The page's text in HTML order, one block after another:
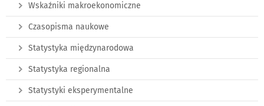
Wskaźniki makroekonomiczne
Czasopisma naukowe
Statystyka międzynarodowa
Statystyka regionalna
Statystyki eksperymentalne